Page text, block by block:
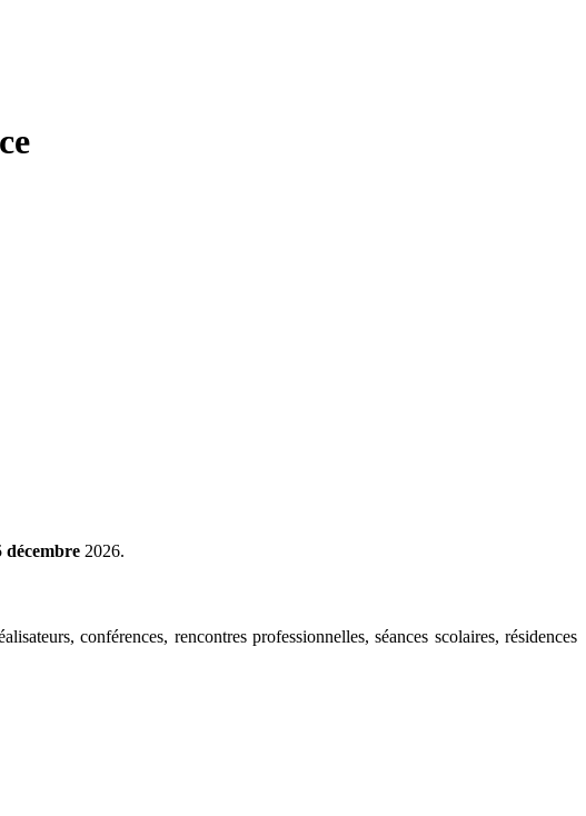
décembre 2026.
conférences, rencontres professionnelles, séances scolaires, résidences